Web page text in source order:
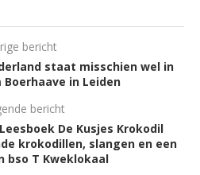
bericht
staat misschien wel in
Boerhaave in Leiden
bericht
De Kusjes Krokodil
krokodillen, slangen en een
bso T Kweklokaal